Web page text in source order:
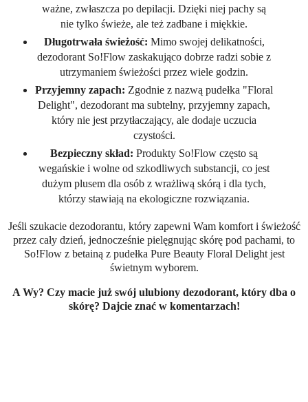
ważne, zwłaszcza po depilacji. Dzięki niej pachy są
nie tylko świeże, ale też zadbane i miękkie.
Długotrwała świeżość: Mimo swojej delikatności,
dezodorant So!Flow zaskakująco dobrze radzi sobie z
utrzymaniem świeżości przez wiele godzin.
Przyjemny zapach: Zgodnie z nazwą pudełka "Floral
Delight", dezodorant ma subtelny, przyjemny zapach,
który nie jest przytłaczający, ale dodaje uczucia
czystości.
Bezpieczny skład: Produkty So!Flow często są
wegańskie i wolne od szkodliwych substancji, co jest
dużym plusem dla osób z wrażliwą skórą i dla tych,
którzy stawiają na ekologiczne rozwiązania.
Jeśli szukacie dezodorantu, który zapewni Wam komfort i świeżość
przez cały dzień, jednocześnie pielęgnując skórę pod pachami, to
So!Flow z betainą z pudełka Pure Beauty Floral Delight jest
świetnym wyborem.
A Wy? Czy macie już swój ulubiony dezodorant, który dba o
skórę? Dajcie znać w komentarzach!